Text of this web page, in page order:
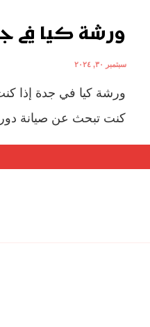
ورشة كيا في
سبتمبر ٣٠, ٢٠٢٤
ورشة كيا في جدة إذا
كنت تبحث عن صيانة